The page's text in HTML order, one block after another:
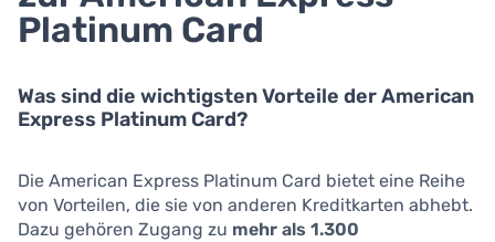
Platinum Card
Was sind die wichtigsten Vorteile der American
Express Platinum Card?
Die American Express Platinum Card bietet eine Reihe
von Vorteilen, die sie von anderen Kreditkarten abhebt.
Dazu gehören Zugang zu mehr als 1.300